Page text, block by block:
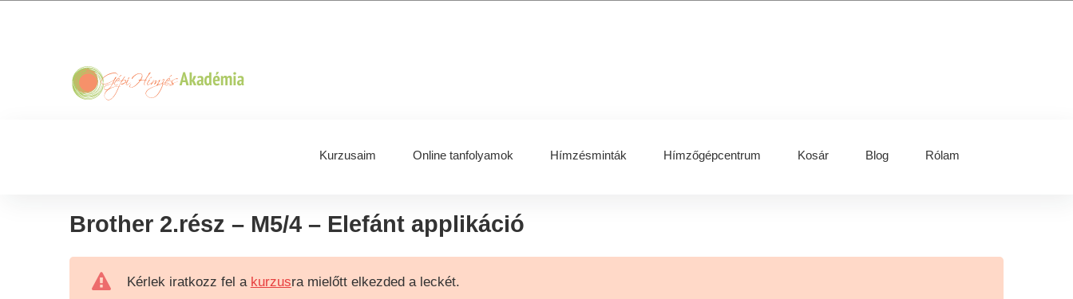
Kurzusaim Online tanfolyamok Hímzésminták Hímzőgépcentrum Kosár Blog Rólam
Brother 2.rész – M5/4 – Elefánt applikáció
Kérlek iratkozz fel a kurzusra mielőtt elkezded a leckét.